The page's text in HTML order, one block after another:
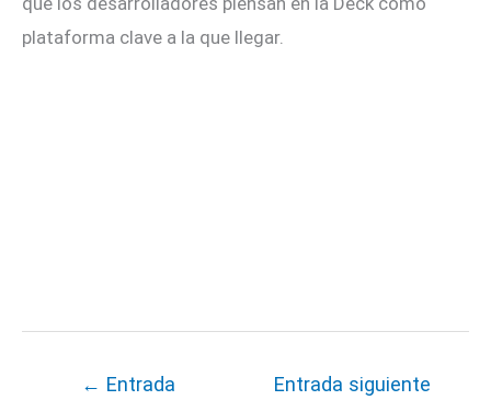
plataforma clave a la que llegar.
← Entrada
Entrada siguiente